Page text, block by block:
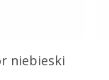
niebieski